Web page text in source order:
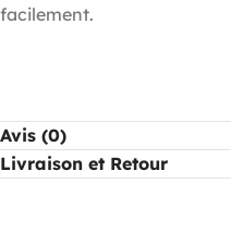
facilement.
Avis (0)
Livraison et Retour